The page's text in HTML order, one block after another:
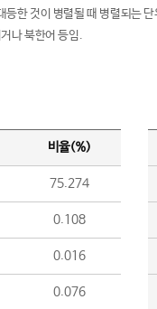
한 것이 병렬될 때 병렬되는 단
나 북한어 등임.
비율(%)
75.274
0.108
0.016
0.076